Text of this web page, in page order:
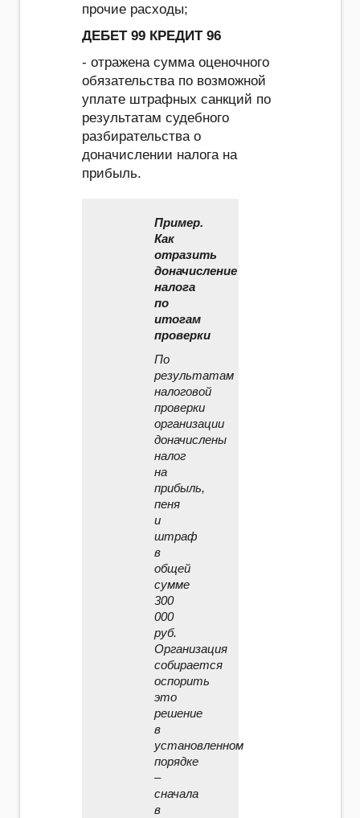
прочие расходы;
ДЕБЕТ 99 КРЕДИТ 96
- отражена сумма оценочного
обязательства по возможной
уплате штрафных санкций по
результатам судебного
разбирательства о
доначислении налога на
прибыль.
Пример.
Как
отразить
доначисление
налога
по
итогам
проверки
По
результатам
налоговой
проверки
организации
доначислены
налог
на
прибыль,
пеня
и
штраф
в
общей
сумме
300
000
руб.
Организация
собирается
оспорить
это
решение
в
установленном
порядке
–
сначала
в